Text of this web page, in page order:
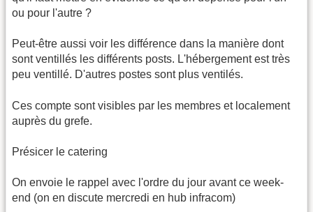
ou pour l'autre ?
Peut-être aussi voir les différence dans la manière dont
sont ventillés les différents posts. L'hébergement est très
peu ventillé. D'autres postes sont plus ventilés.
Ces compte sont visibles par les membres et localement
auprès du grefe.
Présicer le catering
On envoie le rappel avec l'ordre du jour avant ce week-
end (on en discute mercredi en hub infracom)